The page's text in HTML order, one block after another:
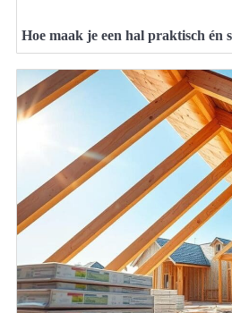
Hoe maak je een hal praktisch én